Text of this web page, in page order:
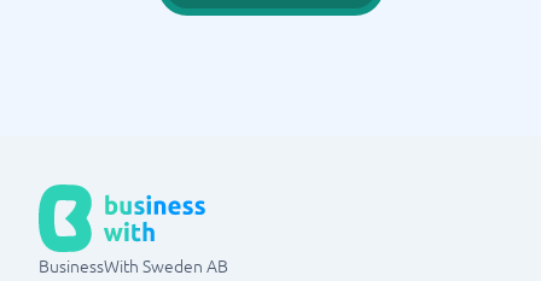
BusinessWith Sweden AB